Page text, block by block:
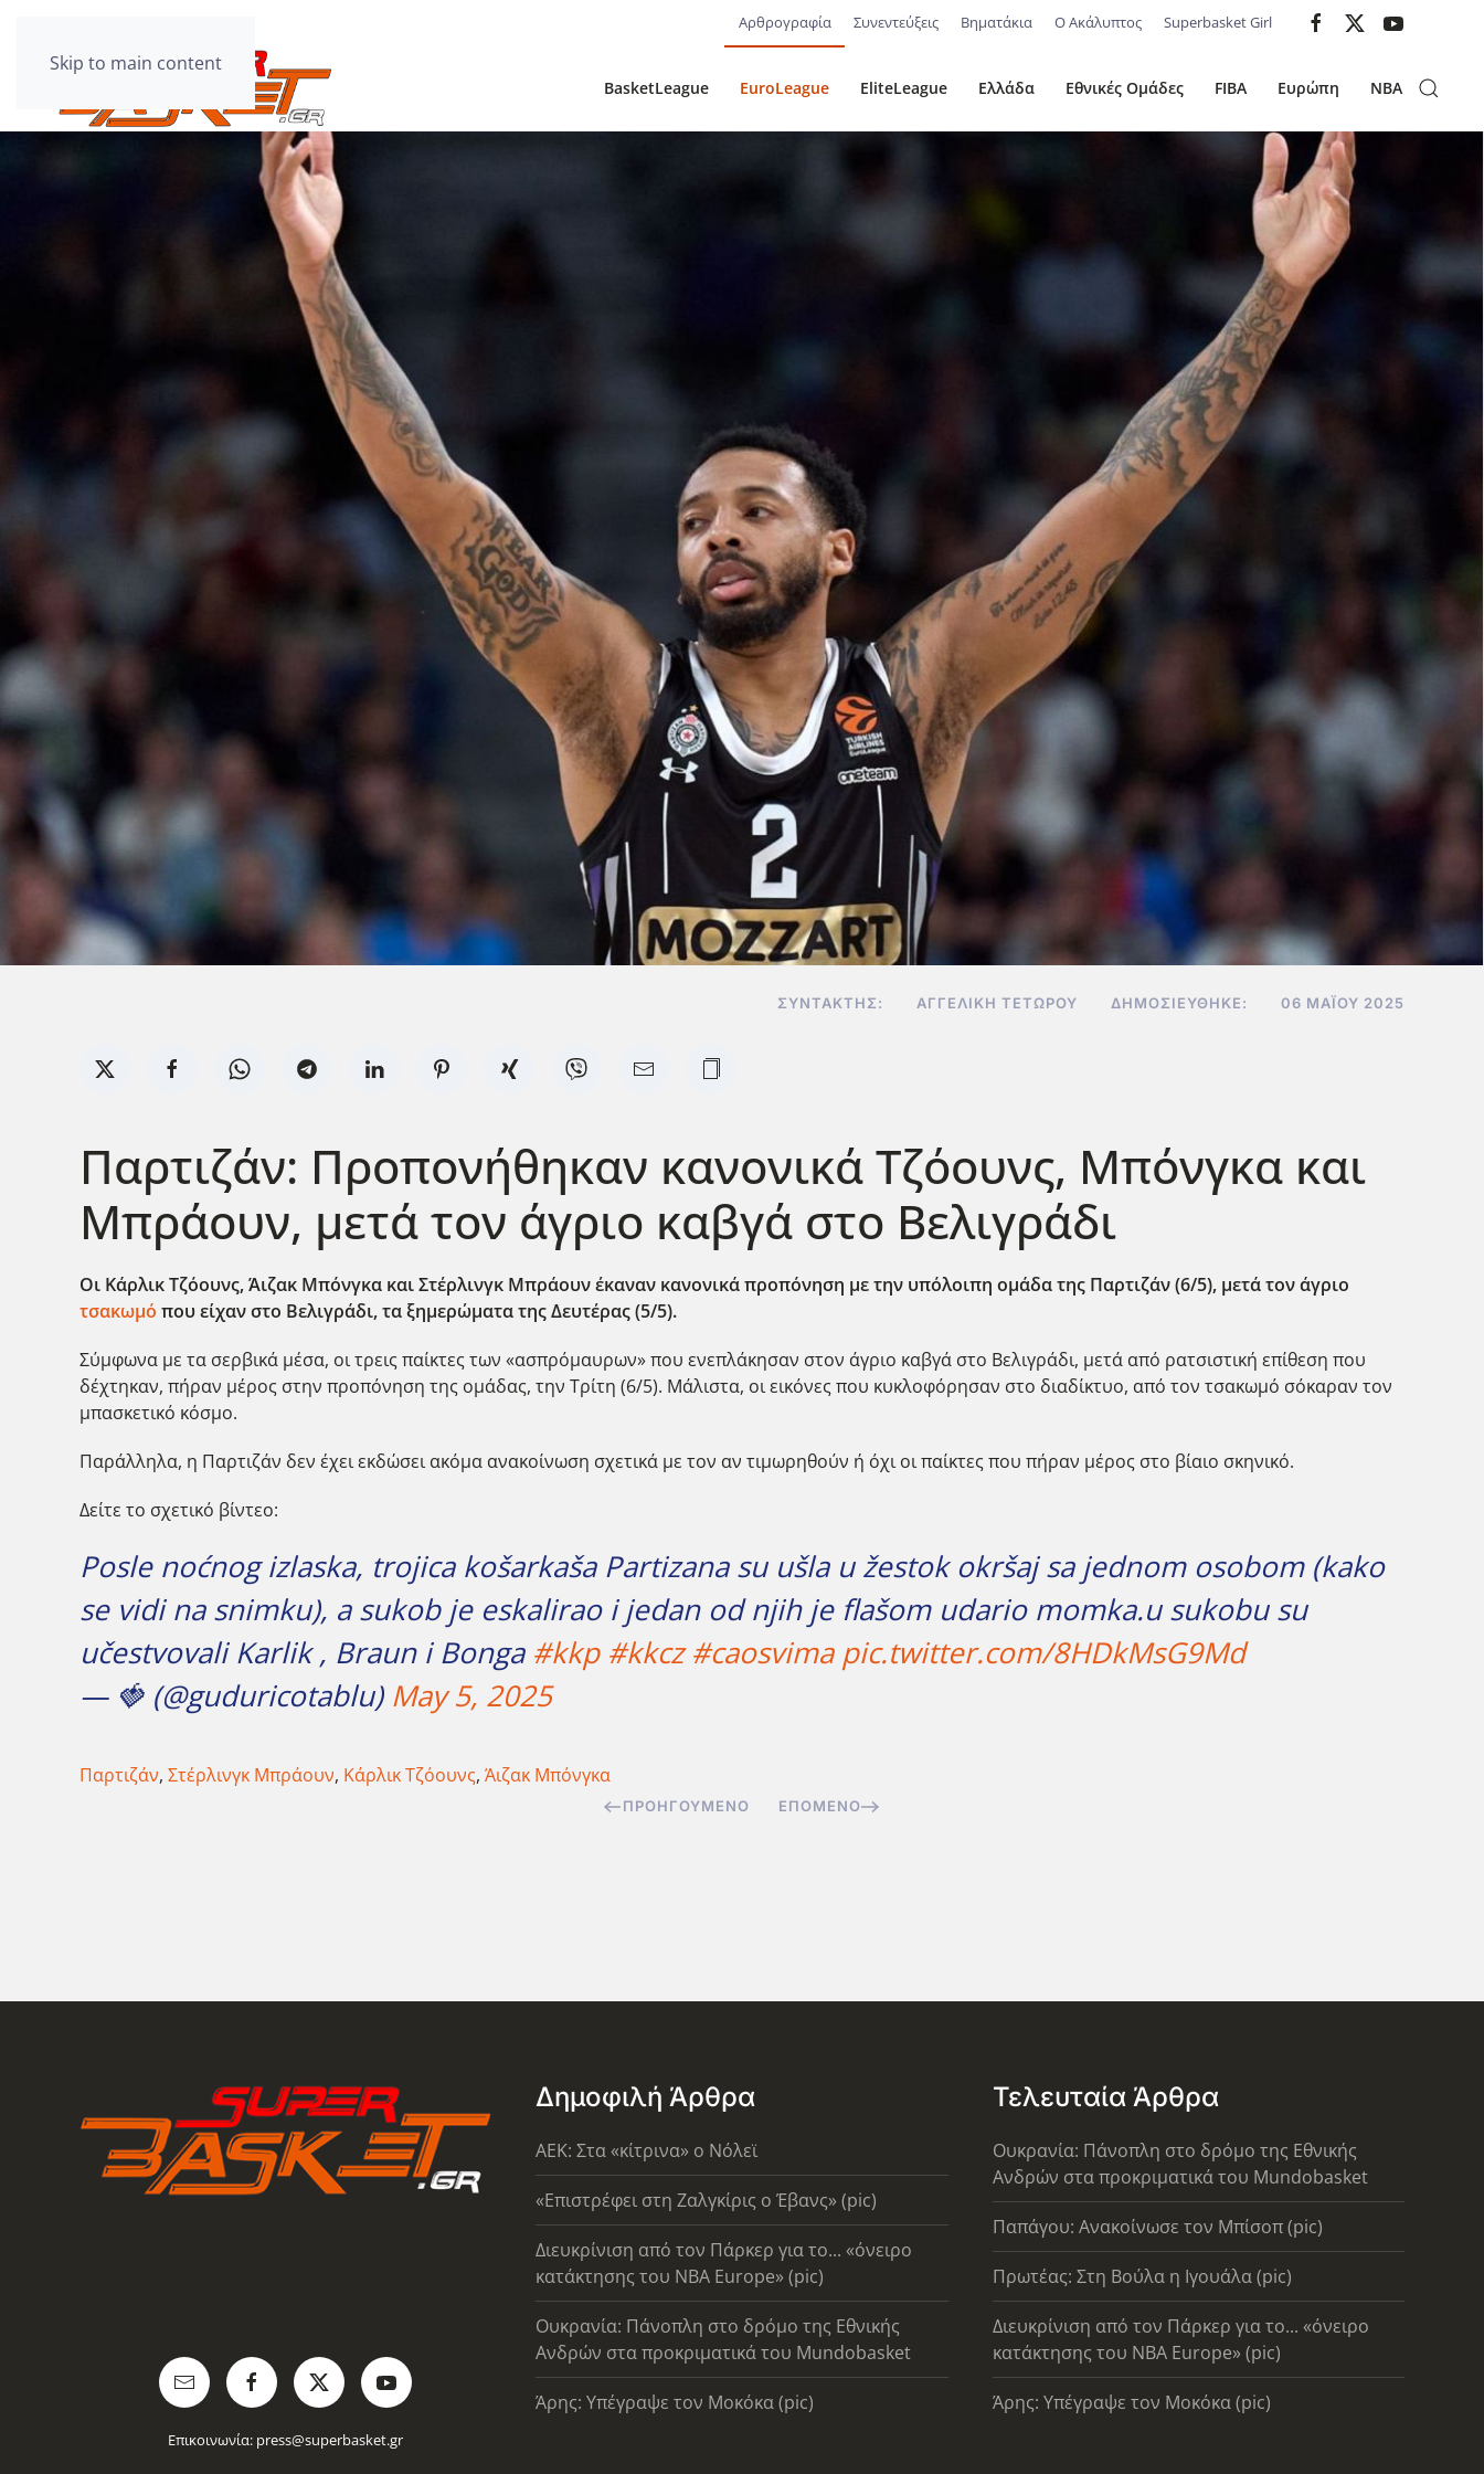
Skip to main content
Αρθρογραφία Συνεντεύξεις Βηματάκια Ο Ακάλυπτος Superbasket Girl
BasketLeague EuroLeague EliteLeague Ελλάδα Εθνικές Ομάδες FIBA Ευρώπη NBA
ΣΥΝΤΆΚΤΗΣ: ΑΓΓΕΛΙΚΉ ΤΕΤΏΡΟΥ ΔΗΜΟΣΙΕΎΘΗΚΕ: 06 ΜΑΪ́ΟΥ 2025
Παρτιζάν: Προπονήθηκαν κανονικά Τζόουνς, Μπόνγκα και
Μπράουν, μετά τον άγριο καβγά στο Βελιγράδι
Οι Κάρλικ Τζόουνς, Άιζακ Μπόνγκα και Στέρλινγκ Μπράουν έκαναν κανονικά προπόνηση με την υπόλοιπη ομάδα της Παρτιζάν (6/5), μετά τον άγριο
τσακωμό που είχαν στο Βελιγράδι, τα ξημερώματα της Δευτέρας (5/5).
Σύμφωνα με τα σερβικά μέσα, οι τρεις παίκτες των «ασπρόμαυρων» που ενεπλάκησαν στον άγριο καβγά στο Βελιγράδι, μετά από ρατσιστική επίθεση που
δέχτηκαν, πήραν μέρος στην προπόνηση της ομάδας, την Τρίτη (6/5). Μάλιστα, οι εικόνες που κυκλοφόρησαν στο διαδίκτυο, από τον τσακωμό σόκαραν τον
μπασκετικό κόσμο.
Παράλληλα, η Παρτιζάν δεν έχει εκδώσει ακόμα ανακοίνωση σχετικά με τον αν τιμωρηθούν ή όχι οι παίκτες που πήραν μέρος στο βίαιο σκηνικό.
Δείτε το σχετικό βίντεο:
Posle noćnog izlaska, trojica košarkaša Partizana su ušla u žestok okršaj sa jednom osobom (kako
se vidi na snimku), a sukob je eskalirao i jedan od njih je flašom udario momka.u sukobu su
učestvovali Karlik , Braun i Bonga #kkp #kkcz #caosvima pic.twitter.com/8HDkMsG9Md
— 🍓 (@guduricotablu) May 5, 2025
Παρτιζάν, Στέρλινγκ Μπράουν, Κάρλικ Τζόουνς, Άιζακ Μπόνγκα
ΠΡΟΗΓΟΎΜΕΝΟ ΕΠΌΜΕΝΟ
Επικοινωνία: press@superbasket.gr
Δημοφιλή Άρθρα
AEK: Στα «κίτρινα» ο Νόλεϊ
«Επιστρέφει στη Ζαλγκίρις ο Έβανς» (pic)
Διευκρίνιση από τον Πάρκερ για το... «όνειρο
κατάκτησης του ΝΒΑ Europe» (pic)
Ουκρανία: Πάνοπλη στο δρόμο της Εθνικής
Ανδρών στα προκριματικά του Mundobasket
Άρης: Υπέγραψε τον Μοκόκα (pic)
Τελευταία Άρθρα
Ουκρανία: Πάνοπλη στο δρόμο της Εθνικής
Ανδρών στα προκριματικά του Mundobasket
Παπάγου: Ανακοίνωσε τον Μπίσοπ (pic)
Πρωτέας: Στη Βούλα η Ιγουάλα (pic)
Διευκρίνιση από τον Πάρκερ για το... «όνειρο
κατάκτησης του ΝΒΑ Europe» (pic)
Άρης: Υπέγραψε τον Μοκόκα (pic)